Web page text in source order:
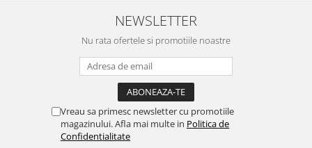
NEWSLETTER
Nu rata ofertele si promotiile noastre
Vreau sa primesc newsletter cu promotiile
magazinului. Afla mai multe in Politica de
Confidentialitate